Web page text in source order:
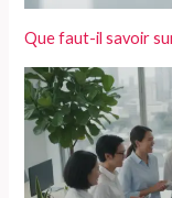
Que faut-il savoir